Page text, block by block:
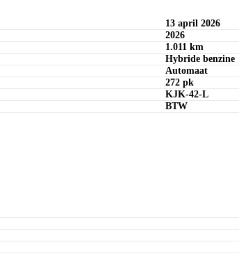
13 april 2026
2026
1.011 km
Hybride benzine
Automaat
272 pk
KJK-42-L
BTW